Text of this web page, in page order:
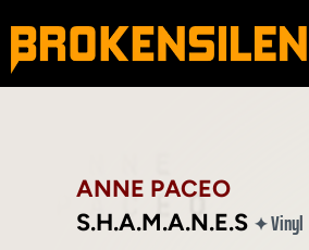
ANNE PACEO
S.H.A.M.A.N.E.S ✦Vinyl